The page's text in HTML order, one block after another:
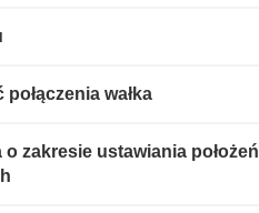
połączenia wałka
o zakresie ustawiania położeń